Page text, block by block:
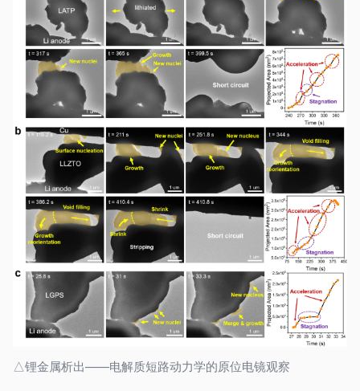
△锂金属析出——电解质短路动力学的原位电镜观察